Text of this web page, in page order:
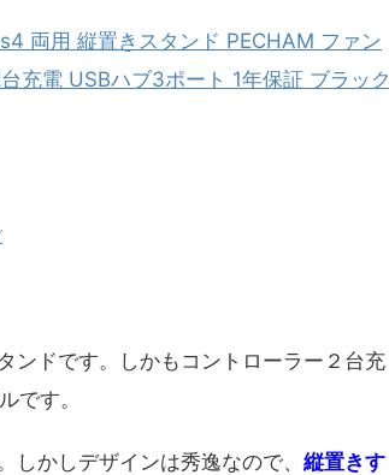
両用 縦置きスタンド PECHAM ファン
充電 USBハブ3ポート 1年保証 ブラック
ンドです。しかもコントローラー２台充
です。
かしデザインは秀逸なので、 縦置きす